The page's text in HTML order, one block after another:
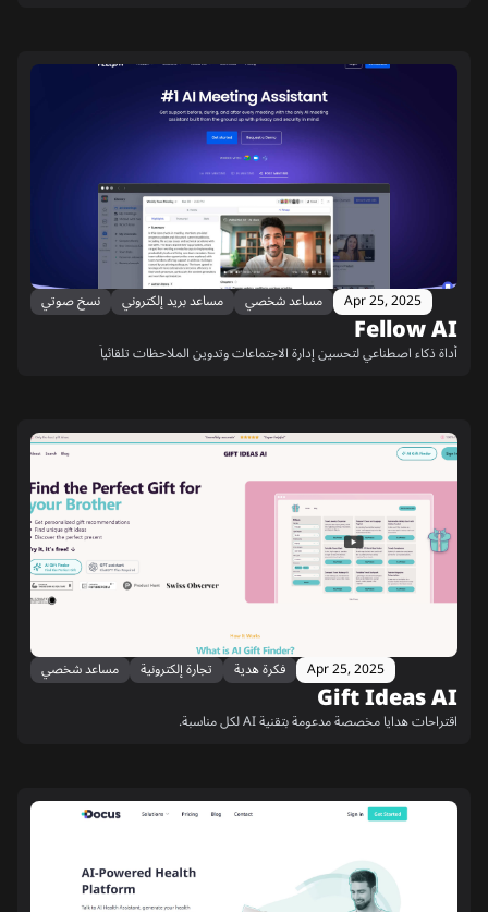
Apr 25, 2025 مساعد شخصي مساعد بريد إلكتروني نسخ صوتي
Fellow AI
أداة ذكاء اصطناعي لتحسين إدارة الاجتماعات وتدوين الملاحظات تلقائياً
Apr 25, 2025 فكرة هدية تجارة إلكترونية مساعد شخصي
Gift Ideas AI
اقتراحات هدايا مخصصة مدعومة بتقنية AI لكل مناسبة.